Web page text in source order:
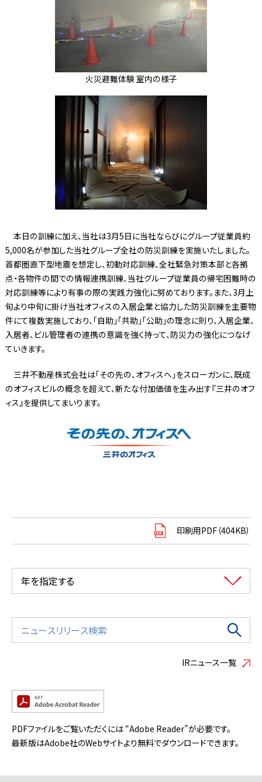
火災避難体験 室内の様子
本日の訓練に加え、当社は3月5日に当社ならびにグループ従業員約
5,000名が参加した当社グループ全社の防災訓練を実施いたしました。
首都圏直下型地震を想定し、初動対応訓練、全社緊急対策本部と各拠
点・各物件の間での情報連携訓練、当社グループ従業員の帰宅困難時の
対応訓練等により有事の際の実践力強化に努めております。また、3月上
旬より中旬に掛け当社オフィスの入居企業と協力した防災訓練を主要物
件にて複数実施しており、「自助」「共助」「公助」の理念に則り、入居企業、
入居者、ビル管理者の連携の意識を強く持って、防災力の強化につなげ
ていきます。
三井不動産株式会社は「その先の、オフィスへ」をスローガンに、既成
のオフィスビルの概念を超えて、新たな付加価値を生み出す『三井のオフ
ィス』を提供してまいります。
印刷用PDF（404KB）
年を指定する
IRニュース一覧
PDFファイルをご覧いただくには “Adobe Reader”が必要です。
最新版はAdobe社のWebサイトより無料でダウンロードできます。